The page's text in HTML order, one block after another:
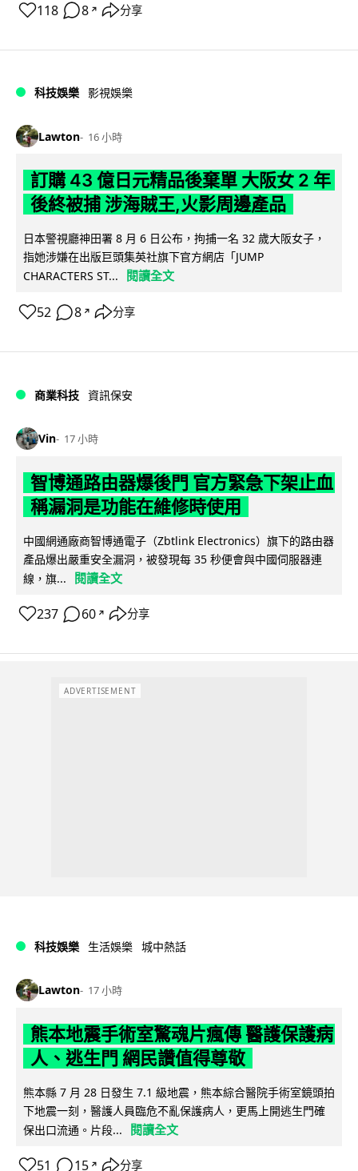
118 8 ↗ 分享
科技娛樂 影視娛樂
Lawton 16 小時
訂購 43 億日元精品後棄單 大阪女 2 年
後終被捕 涉海賊王,火影周邊產品
日本警視廳神田署 8 月 6 日公布，拘捕一名 32 歲大阪女子，
指她涉嫌在出版巨頭集英社旗下官方網店「JUMP
CHARACTERS ST...
閱讀全文
52 8 ↗ 分享
商業科技 資訊保安
Vin 17 小時
智博通路由器爆後門 官方緊急下架止血
稱漏洞是功能在維修時使用
中國網通廠商智博通電子（Zbtlink Electronics）旗下的路由器
產品爆出嚴重安全漏洞，被發現每 35 秒便會與中國伺服器連
線，旗...
閱讀全文
237 60 ↗ 分享
ADVERTISEMENT
科技娛樂 生活娛樂 城中熱話
Lawton 17 小時
熊本地震手術室驚魂片瘋傳 醫護保護病
人、逃生門 網民讚值得尊敬
熊本縣 7 月 28 日發生 7.1 級地震，熊本綜合醫院手術室鏡頭拍
下地震一刻，醫護人員臨危不亂保護病人，更馬上開逃生門確
保出口流通。片段...
閱讀全文
51 15 ↗ 分享